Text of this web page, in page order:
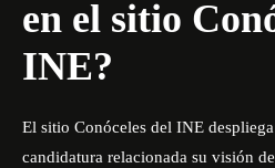
en el sitio
INE?
El sitio Conóceles del INE
candidatura relacionada su visión